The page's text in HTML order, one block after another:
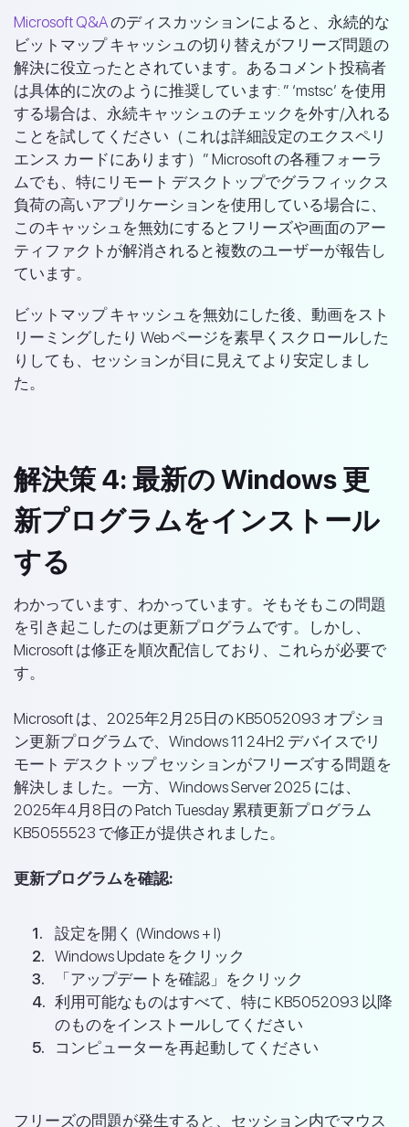
Microsoft Q&Aのディスカッションによると、永続的な
ビットマップ キャッシュの切り替えがフリーズ問題の
解決に役立ったとされています。あるコメント投稿者
は具体的に次のように推奨しています: ” ‘mstsc’ を使用
する場合は、永続キャッシュのチェックを外す/入れる
ことを試してください（これは詳細設定のエクスペリ
エンス カードにあります）” Microsoft の各種フォーラ
ムでも、特にリモート デスクトップでグラフィックス
負荷の高いアプリケーションを使用している場合に、
このキャッシュを無効にするとフリーズや画面のアー
ティファクトが解消されると複数のユーザーが報告し
ています。
ビットマップ キャッシュを無効にした後、動画をスト
リーミングしたり Web ページを素早くスクロールした
りしても、セッションが目に見えてより安定しまし
た。
解決策 4: 最新の Windows 更
新プログラムをインストール
する
わかっています、わかっています。そもそもこの問題
を引き起こしたのは更新プログラムです。しかし、
Microsoft は修正を順次配信しており、これらが必要で
す。
Microsoft は、2025年2月25日の KB5052093 オプショ
ン更新プログラムで、Windows 11 24H2 デバイスでリ
モート デスクトップ セッションがフリーズする問題を
解決しました。一方、Windows Server 2025 には、
2025年4月8日の Patch Tuesday 累積更新プログラム
KB5055523 で修正が提供されました。
更新プログラムを確認:
設定を開く (Windows + I)
Windows Update をクリック
「アップデートを確認」をクリック
利用可能なものはすべて、特に KB5052093 以降
のものをインストールしてください
コンピューターを再起動してください
フリーズの問題が発生すると、セッション内でマウス